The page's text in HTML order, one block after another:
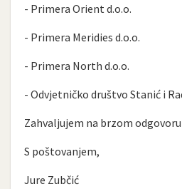
- Primera Orient d.o.o.
- Primera Meridies d.o.o.
- Primera North d.o.o.
- Odvjetničko društvo Stanić i
Zahvaljujem na brzom
S poštovanjem,
Jure Zubčić